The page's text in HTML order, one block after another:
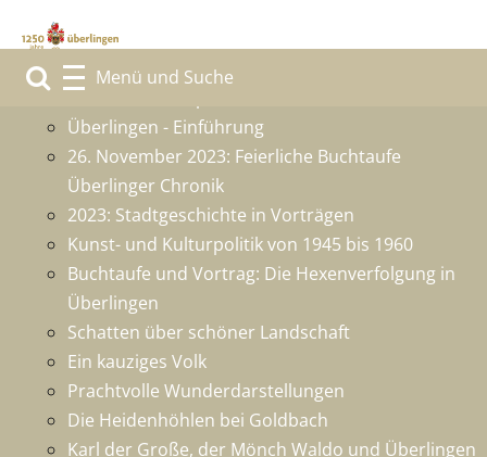
1250 Jahre Überlingen
Grußwort des Sponsors
Überlingen - Einführung
26. November 2023: Feierliche Buchtaufe
Überlinger Chronik
2023: Stadtgeschichte in Vorträgen
Kunst- und Kulturpolitik von 1945 bis 1960
Buchtaufe und Vortrag: Die Hexenverfolgung in
Überlingen
Schatten über schöner Landschaft
Ein kauziges Volk
Prachtvolle Wunderdarstellungen
Die Heidenhöhlen bei Goldbach
Karl der Große, der Mönch Waldo und Überlingen